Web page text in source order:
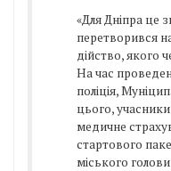
«Для Дніпра це
перетворився
дійство, якого
На час
поліція,
цього,
медичне
стартового
міського